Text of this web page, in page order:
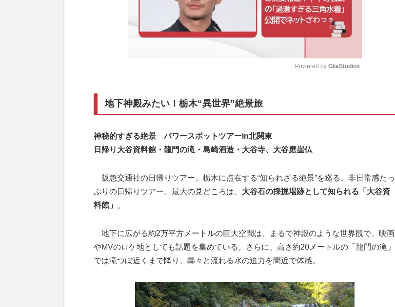
Powered by GliaStudios
地下神殿みたい！栃木“異世界”絶景旅
神秘的すぎる絶景 パワースポットツアーin北関東
日帰り大谷資料館・龍門の滝・島崎酒造・大谷寺、大谷磨崖仏
阪急交通社の日帰りツアー。栃木に点在する“知られざる絶景”を巡る、非日常感たっ
ぷりの日帰りツアー。最大の見どころは、 大谷石の採掘場跡として知られる「大谷資
料館」
。
地下に広がる約2万平方メートルの巨大空間は、まるで神殿のような世界観で、映画
やMVのロケ地としても話題を集めている。さらに、高さ約20メートルの「龍門の滝」
では滝つぼ近くまで降り、轟々と流れる水の迫力を間近で体感。